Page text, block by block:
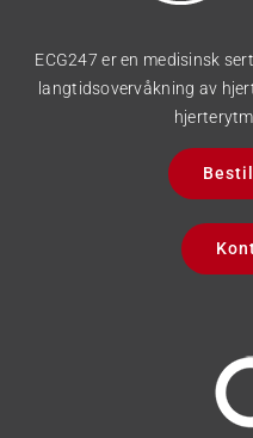
ECG247 er en medisinsk
langtidsovervåkning av